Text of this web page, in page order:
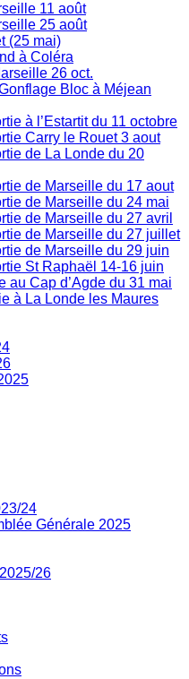
11 août
25 août
(25 mai)
à Coléra
26 oct.
Bloc à Méjean
à l’Estartit du 11 octobre
Carry le Rouet 3 aout
de La Londe du 20
de Marseille du 17 aout
de Marseille du 24 mai
de Marseille du 27 avril
de Marseille du 27 juillet
de Marseille du 29 juin
St Raphaël 14-16 juin
au Cap d’Agde du 31 mai
à La Londe les Maures
24
Générale 2025
26